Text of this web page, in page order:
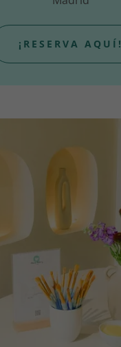
¡RESERVA AQUÍ!